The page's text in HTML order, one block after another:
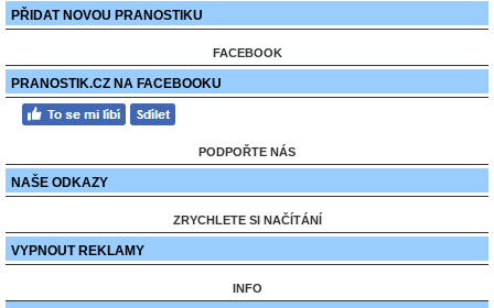
PŘIDAT NOVOU PRANOSTIKU
FACEBOOK
PRANOSTIK.CZ NA FACEBOOKU
PODPOŘTE NÁS
NAŠE ODKAZY
ZRYCHLETE SI NAČÍTÁNÍ
VYPNOUT REKLAMY
INFO